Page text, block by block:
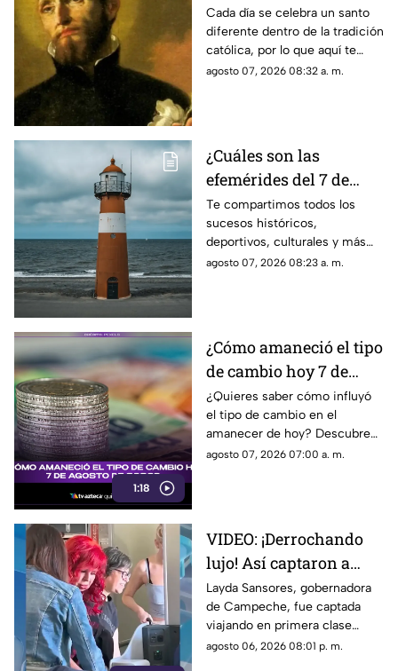
que se celebran este
viernes 7 de agosto de
2026?
Cada día se celebra un santo
diferente dentro de la tradición
católica, por lo que aquí te
compartimos el santoral
agosto 07, 2026 08:32 a. m.
¿Cuáles son las
efemérides del 7 de
agosto? Esto se celebra
un día como hoy en
México y el mundo
Te compartimos todos los
sucesos históricos,
deportivos, culturales y más
que marcaron las efemérides
agosto 07, 2026 08:23 a. m.
1:18
¿Cómo amaneció el tipo
de cambio hoy 7 de
agosto de 2026?
¿Quieres saber cómo influyó
el tipo de cambio en el
amanecer de hoy? Descubre
los detalles de esta noticia que
agosto 07, 2026 07:00 a. m.
VIDEO: ¡Derrochando
lujo! Así captaron a
Layda Sansores
viajando en primera
clase a Madrid; iba con
su hermana titular del
Layda Sansores, gobernadora
de Campeche, fue captada
viajando en primera clase
rumbo a Madrid junto a su
agosto 06, 2026 08:01 p. m.